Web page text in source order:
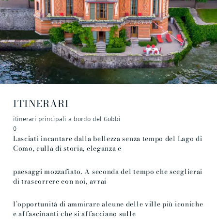
ITINERARI
itinerari principali a bordo del Gobbi
0
Lasciati incantare dalla bellezza senza tempo del Lago di
Como, culla di storia, eleganza e
paesaggi mozzafiato. A seconda del tempo che sceglierai
di trascorrere con noi, avrai
l’opportunità di ammirare alcune delle ville più iconiche
e affascinanti che si affacciano sulle